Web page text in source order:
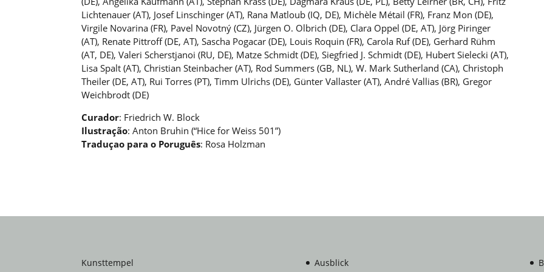
Lichtenauer (AT), Josef Linschinger (AT), Rana Matloub (IQ, DE), Michèle Métail (FR), Franz Mon (DE),
Virgile Novarina (FR), Pavel Novotný (CZ), Jürgen O. Olbrich (DE), Clara Oppel (DE, AT), Jörg Piringer
(AT), Renate Pittroff (DE, AT), Sascha Pogacar (DE), Louis Roquin (FR), Carola Ruf (DE), Gerhard Rühm
(AT, DE), Valeri Scherstjanoi (RU, DE), Matze Schmidt (DE), Siegfried J. Schmidt (DE), Hubert Sielecki (AT),
Lisa Spalt (AT), Christian Steinbacher (AT), Rod Summers (GB, NL), W. Mark Sutherland (CA), Christoph
Theiler (DE, AT), Rui Torres (PT), Timm Ulrichs (DE), Günter Vallaster (AT), André Vallias (BR), Gregor
Weichbrodt (DE)
Curador: Friedrich W. Block
Ilustração: Anton Bruhin (“Hice for Weiss 501”)
Traduçao para o Poruguês: Rosa Holzman
Kunsttempel
Ausblick